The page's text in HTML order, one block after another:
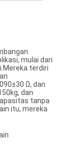
mulai dari
terdiri
Ω, dan
dan
tanpa
itu, mereka